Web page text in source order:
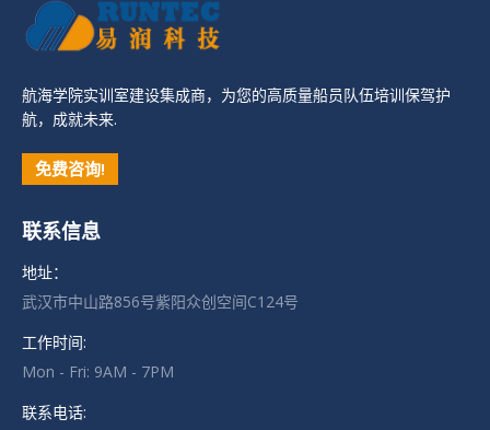
航海学院实训室建设集成商，为您的高质量船员队伍培训保驾护
航，成就未来.
免费咨询!
联系信息
地址：
武汉市中山路856号紫阳众创空间C124号
工作时间:
Mon - Fri: 9AM - 7PM
联系电话: